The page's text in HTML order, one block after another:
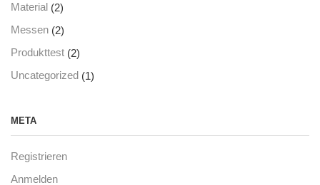
Material (2)
Messen (2)
Produkttest (2)
Uncategorized (1)
META
Registrieren
Anmelden